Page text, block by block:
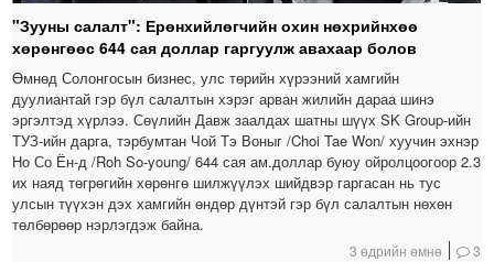
"Зууны салалт": Ерөнхийлөгчийн охин нөхрийнхөө
хөрөнгөөс 644 сая доллар гаргуулж авахаар болов
Өмнөд Солонгосын бизнес, улс төрийн хүрээний хамгийн
дуулиантай гэр бүл салалтын хэрэг арван жилийн дараа шинэ
эргэлтэд хүрлээ. Сөүлийн Давж заалдах шатны шүүх SK Group-ийн
ТУЗ-ийн дарга, тэрбумтан Чой Тэ Воныг /Choi Tae Won/ хуучин эхнэр
Но Со Ён-д /Roh So-young/ 644 сая ам.доллар буюу ойролцоогоор 2.3
их наяд төгрөгийн хөрөнгө шилжүүлэх шийдвэр гаргасан нь тус
улсын түүхэн дэх хамгийн өндөр дүнтэй гэр бүл салалтын нөхөн
төлбөрөөр нэрлэгдэж байна.
3 өдрийн өмнө 3